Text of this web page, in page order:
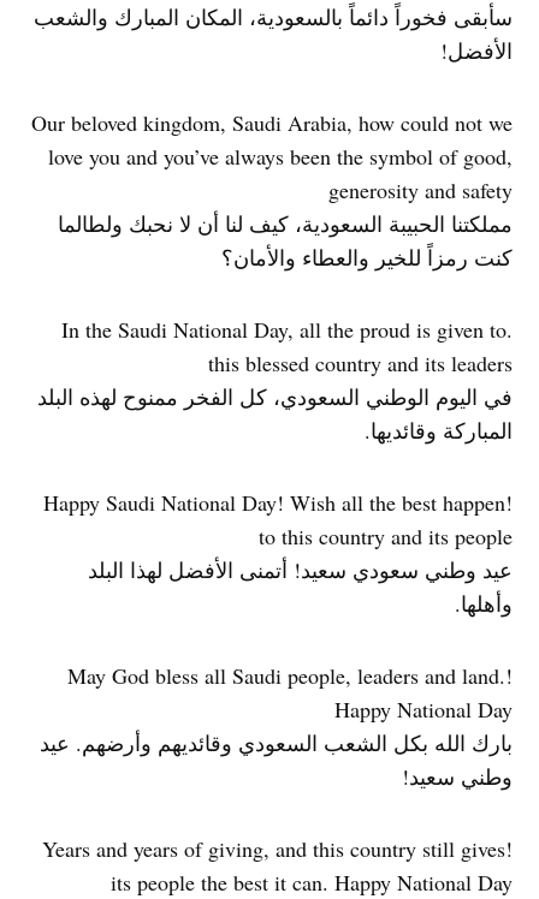
سأبقى فخوراً دائماً بالسعودية، المكان المبارك والشعب
الأفضل!
Our beloved kingdom, Saudi Arabia, how could not we
love you and you’ve always been the symbol of good,
generosity and safety
مملكتنا الحبيبة السعودية، كيف لنا أن لا نحبك ولطالما
كنت رمزاً للخير والعطاء والأمان؟
.In the Saudi National Day, all the proud is given to
this blessed country and its leaders
في اليوم الوطني السعودي، كل الفخر ممنوح لهذه البلد
المباركة وقائديها.
!Happy Saudi National Day! Wish all the best happen
to this country and its people
عيد وطني سعودي سعيد! أتمنى الأفضل لهذا البلد
وأهلها.
!May God bless all Saudi people, leaders and land.
Happy National Day
بارك الله بكل الشعب السعودي وقائديهم وأرضهم. عيد
وطني سعيد!
!Years and years of giving, and this country still gives
its people the best it can. Happy National Day